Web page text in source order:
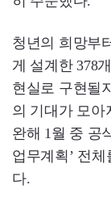
청년의 희망부
게 설계한 378
현실로 구현될
의 기대가 모아
완해 1월 중 공
업무계획’ 전
다.